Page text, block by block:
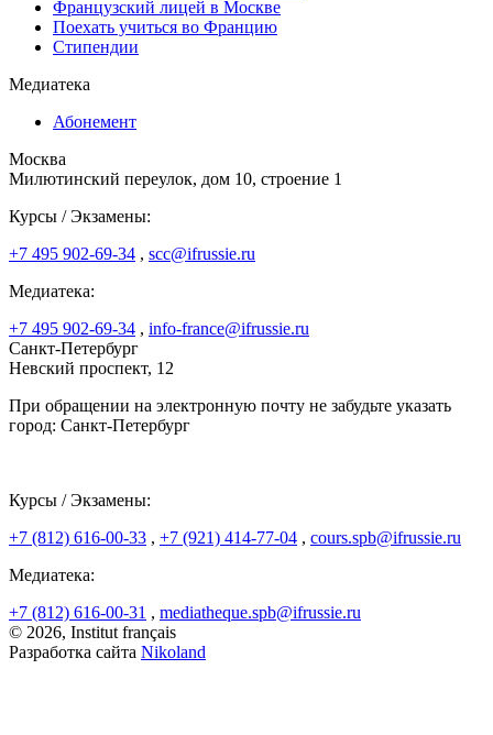
Французский лицей в Москве
Поехать учиться во Францию
Стипендии
Медиатека
Абонемент
Москва
Милютинский переулок, дом 10, строение 1
Курсы / Экзамены:
+7 495 902-69-34 , scc@ifrussie.ru
Медиатека:
+7 495 902-69-34 , info-france@ifrussie.ru
Санкт-Петербург
Невский проспект, 12
При обращении на электронную почту не забудьте указать
город: Санкт-Петербург
Курсы / Экзамены:
+7 (812) 616-00-33 , +7 (921) 414-77-04 , cours.spb@ifrussie.ru
Медиатека:
+7 (812) 616-00-31 , mediatheque.spb@ifrussie.ru
© 2026, Institut français
Разработка сайта Nikoland